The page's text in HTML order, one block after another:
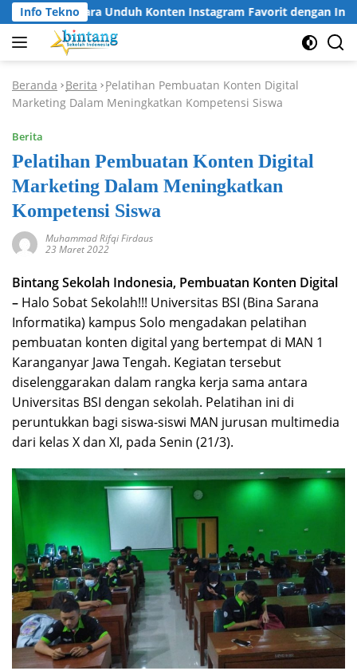
Langsung
ke
konten
Info TeknoCara Unduh Konten Instagram Favorit dengan
Beranda -Berita -Pelatihan Pembuatan Konten Digital
Marketing Dalam Meningkatkan Kompetensi Siswa
Berita
Pelatihan Pembuatan Konten Digital
Marketing Dalam Meningkatkan
Kompetensi Siswa
Muhammad Rifqi Firdaus
23 Maret 2022
Bintang Sekolah Indonesia, Pembuatan Konten Digital
– Halo Sobat Sekolah!!! Universitas BSI (Bina Sarana
Informatika) kampus Solo mengadakan pelatihan
pembuatan konten digital yang bertempat di MAN 1
Karanganyar Jawa Tengah. Kegiatan tersebut
diselenggarakan dalam rangka kerja sama antara
Universitas BSI dengan sekolah. Pelatihan ini di
peruntukkan bagi siswa-siswi MAN jurusan multimedia
dari kelas X dan XI, pada Senin (21/3).